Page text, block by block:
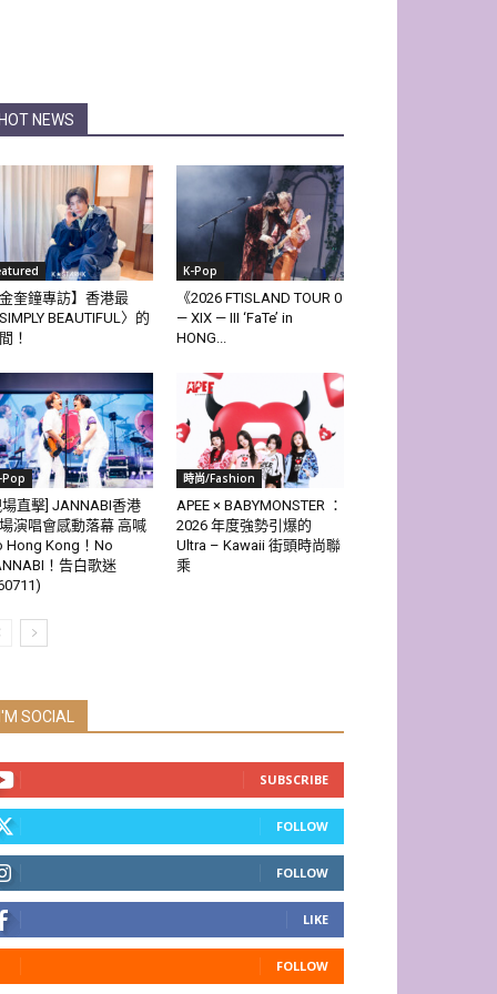
HOT NEWS
金奎鐘專訪】香港最
SIMPLY BEAUTIFUL〉的
！
K-Pop
《2026 FTISLAND TOUR 0
— XIX — III ‘FaTe’ in
HONG...
Pop
場直擊] JANNABI香港
演唱會感動落幕 高喊
Hong Kong！No
！告白歌迷
時尚/Fashion
APEE × BABYMONSTER ：
2026 年度強勢引爆的
Ultra – Kawaii 街頭時尚聯
乘
I'M SOCIAL
SUBSCRIBE
FOLLOW
FOLLOW
LIKE
FOLLOW